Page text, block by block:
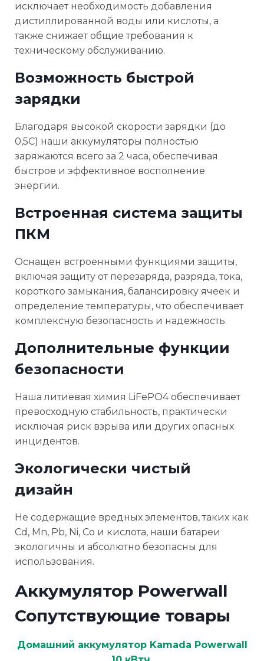
исключает необходимость добавления
дистиллированной воды или кислоты, а
также снижает общие требования к
техническому обслуживанию.
Возможность быстрой
зарядки
Благодаря высокой скорости зарядки (до
0,5C) наши аккумуляторы полностью
заряжаются всего за 2 часа, обеспечивая
быстрое и эффективное восполнение
энергии.
Встроенная система защиты
ПКМ
Оснащен встроенными функциями защиты,
включая защиту от перезаряда, разряда, тока,
короткого замыкания, балансировку ячеек и
определение температуры, что обеспечивает
комплексную безопасность и надежность.
Дополнительные функции
безопасности
Наша литиевая химия LiFePO4 обеспечивает
превосходную стабильность, практически
исключая риск взрыва или других опасных
инцидентов.
Экологически чистый
дизайн
Не содержащие вредных элементов, таких как
Cd, Mn, Pb, Ni, Co и кислота, наши батареи
экологичны и абсолютно безопасны для
использования.
Аккумулятор Powerwall
Сопутствующие товары
Домашний аккумулятор Kamada Powerwall